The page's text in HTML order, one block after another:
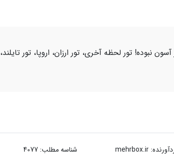
نبوده! تور لحظه آخری، تور ارزان، اروپا، تور تایلند،
mehrbox.ir شناسه مطلب: 4077